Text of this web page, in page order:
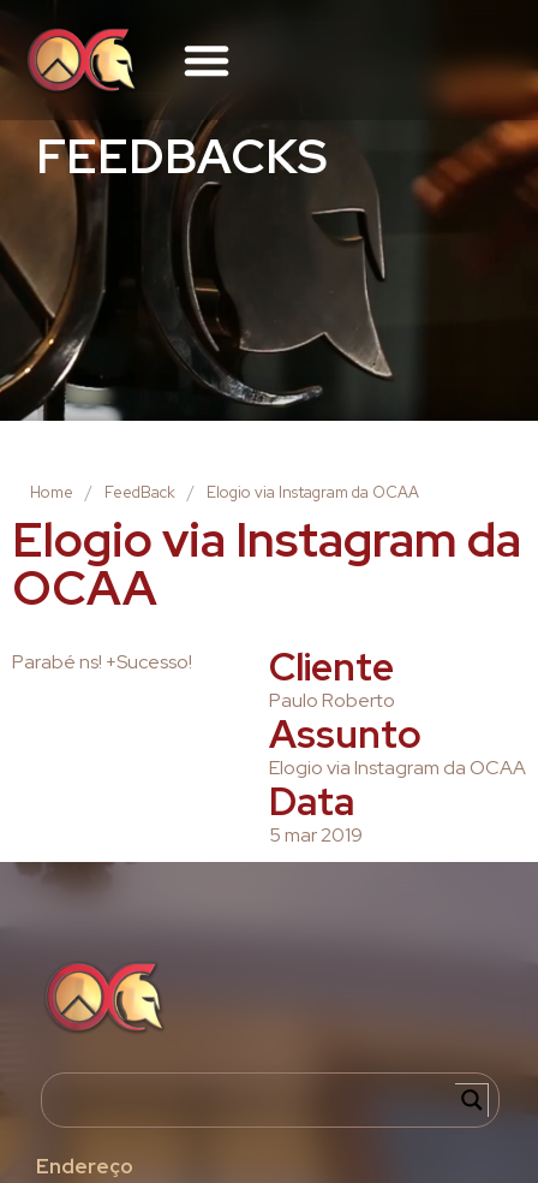
FEEDBACKS
Home / FeedBack / Elogio via Instagram da OCAA
Elogio via Instagram da
OCAA
Parabé ns! +Sucesso! Cliente
Paulo Roberto
Assunto
Elogio via Instagram da OCAA
Data
5 mar 2019
Endereço